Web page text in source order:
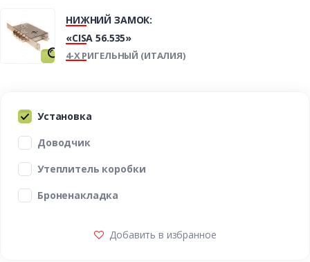
НИЖНИЙ ЗАМОК:
«CISA 56.535»
4-Х РИГЕЛЬНЫЙ (ИТАЛИЯ)
Установка
Доводчик
Утеплитель коробки
Броненакладка
Добавить в избранное